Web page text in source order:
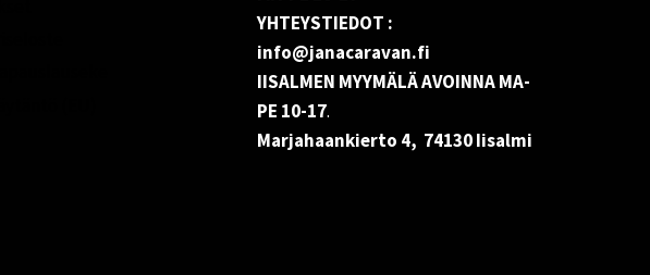
YHTEYSTIEDOT :
info@janacaravan.fi
IISALMEN MYYMÄLÄ AVOINNA MA-
PE 10-17.
Marjahaankierto 4, 74130 Iisalmi